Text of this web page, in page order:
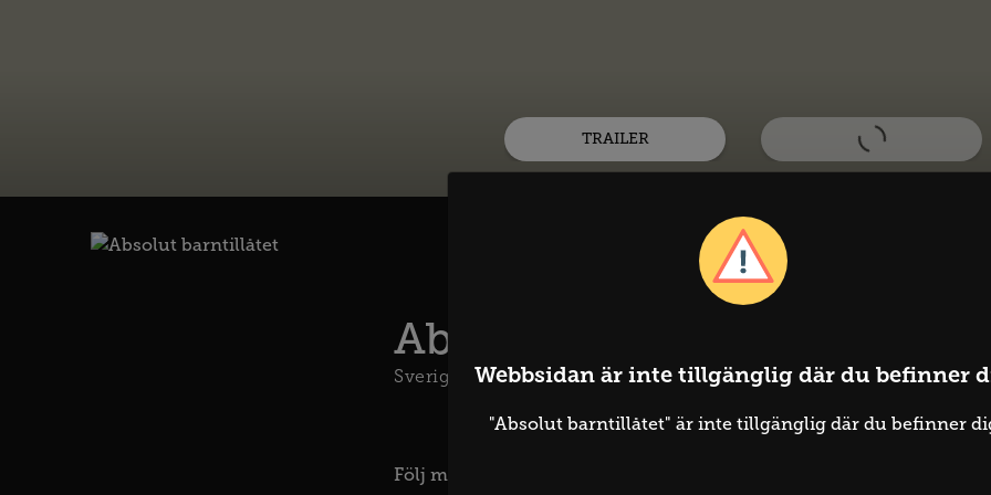
Webbsidan är inte tillgänglig där du befinner
"Absolut barntillåtet" är inte tillgänglig där du befinner
TRAILER
Absolut barntillåtet
Sverige 2008 Hagelbäck, Johan
Följ med Ture och hans pappa på museum i tre kortfilmer där vad